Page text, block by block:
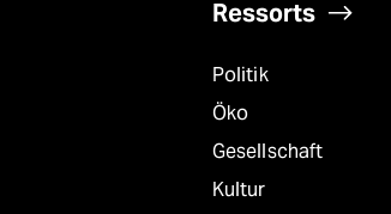
Ressorts
Politik
Öko
Gesellschaft
Kultur